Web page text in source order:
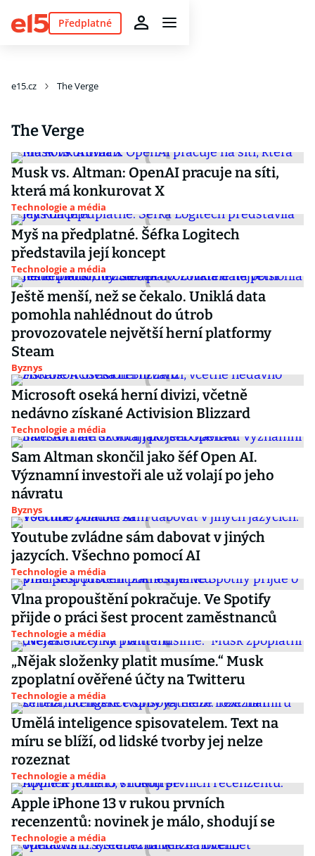
Předplatné
e15.cz The Verge
The Verge
Musk vs. Altman: OpenAI pracuje na síti,
která má konkurovat X
Technologie a média
Myš na předplatné. Šéfka Logitech
představila její koncept
Technologie a média
Ještě menší, než se čekalo. Uniklá data
pomohla nahlédnout do útrob
provozovatele největší herní platformy
Steam
Byznys
Microsoft oseká herní divizi, včetně
nedávno získané Activision Blizzard
Technologie a média
Sam Altman skončil jako šéf Open AI.
Významní investoři ale už volají po jeho
návratu
Byznys
Youtube zvládne sám dabovat v jiných
jazycích. Všechno pomocí AI
Technologie a média
Vlna propouštění pokračuje. Ve Spotify
přijde o práci šest procent zaměstnanců
Technologie a média
„Nějak složenky platit musíme.“ Musk
zpoplatní ověřené účty na Twitteru
Technologie a média
Umělá inteligence spisovatelem. Text na
míru se blíží, od lidské tvorby jej nelze
rozeznat
Technologie a média
Apple iPhone 13 v rukou prvních
recenzentů: novinek je málo, shodují se
Technologie a média